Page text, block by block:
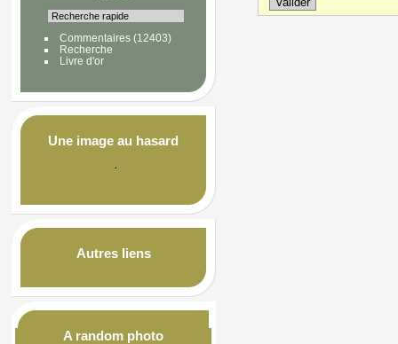
Commentaires(12403)
Recherche
Livre d'or
Une image au hasard
Autres liens
A random photo